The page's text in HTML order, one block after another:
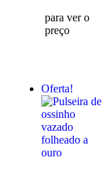
para ver o
preço
Oferta!